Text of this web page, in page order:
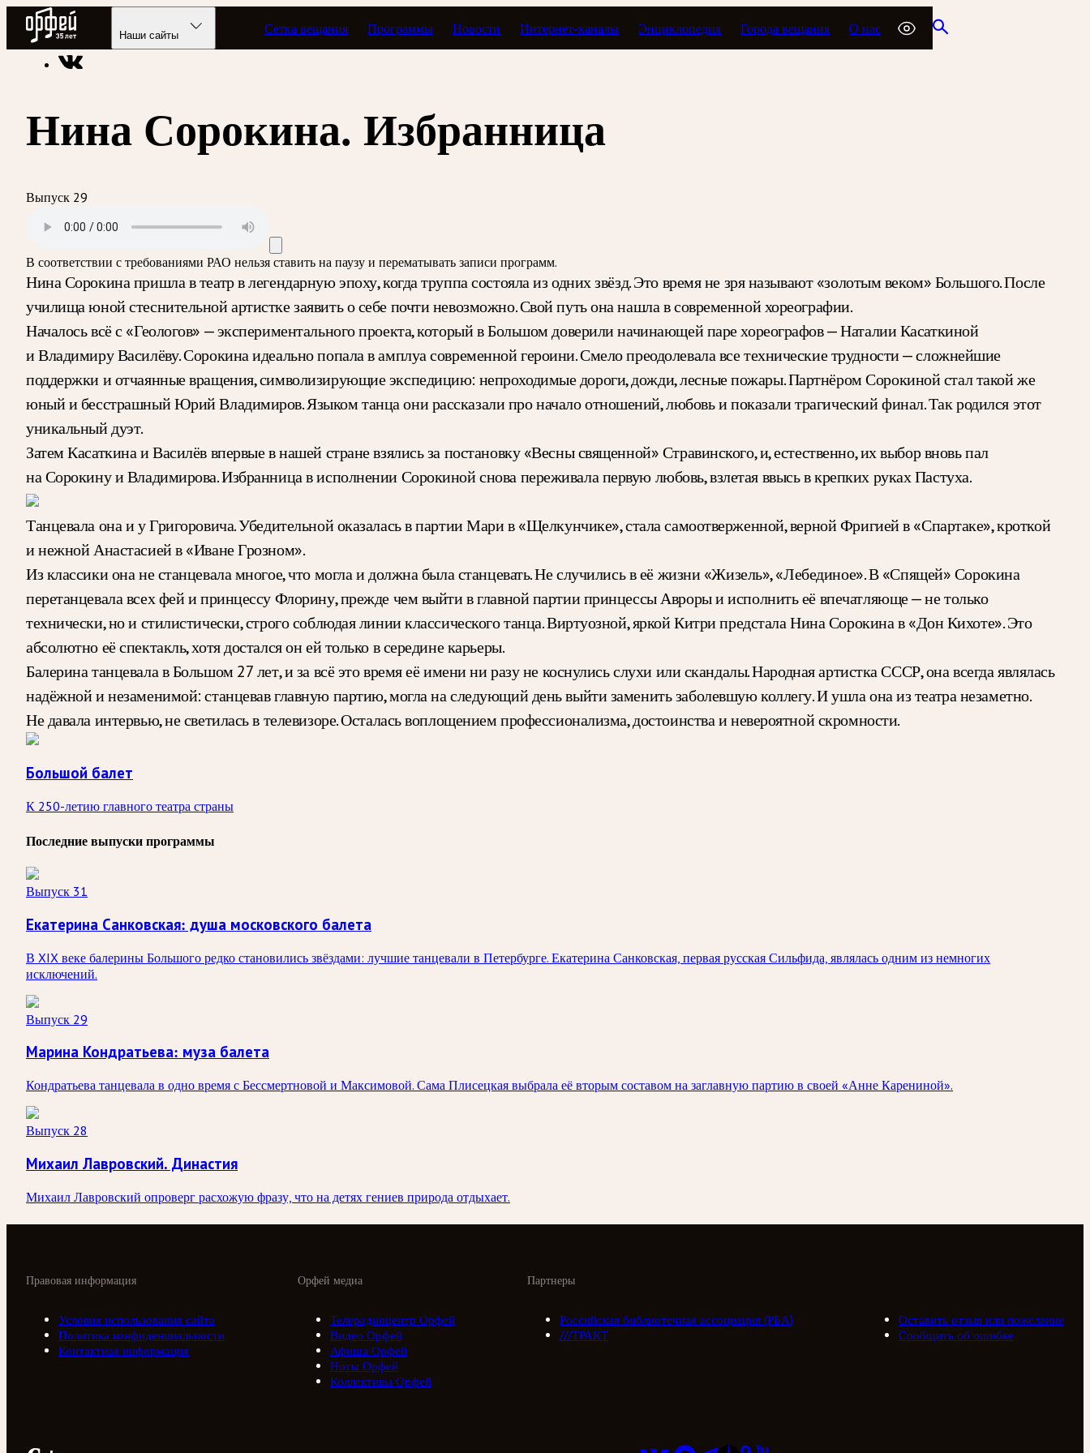
Радио Орфей
Наши сайты Сетка вещания Программы Новости Интернет-каналы Энциклопедия Города вещания О нас
Радио классической музыки «Орфей» Программы в эфире Большой балет
Нина Сорокина. Избранница
Выпуск 29
В соответствии с требованиями РАО нельзя ставить на паузу и перематывать записи программ.
Нина Сорокина пришла в театр в легендарную эпоху, когда труппа состояла из одних звёзд. Это время не зря называют «золотым веком» Большого. После
училища юной стеснительной артистке заявить о себе почти невозможно. Свой путь она нашла в современной хореографии.
Началось всё с «Геологов» — экспериментального проекта, который в Большом доверили начинающей паре хореографов — Наталии Касаткиной
и Владимиру Василёву. Сорокина идеально попала в амплуа современной героини. Смело преодолевала все технические трудности — сложнейшие
поддержки и отчаянные вращения, символизирующие экспедицию: непроходимые дороги, дожди, лесные пожары. Партнёром Сорокиной стал такой же
юный и бесстрашный Юрий Владимиров. Языком танца они рассказали про начало отношений, любовь и показали трагический финал. Так родился этот
уникальный дуэт.
Затем Касаткина и Василёв впервые в нашей стране взялись за постановку «Весны священной» Стравинского, и, естественно, их выбор вновь пал
на Сорокину и Владимирова. Избранница в исполнении Сорокиной снова переживала первую любовь, взлетая ввысь в крепких руках Пастуха.
Танцевала она и у Григоровича. Убедительной оказалась в партии Мари в «Щелкунчике», стала самоотверженной, верной Фригией в «Спартаке», кроткой
и нежной Анастасией в «Иване Грозном».
Из классики она не станцевала многое, что могла и должна была станцевать. Не случились в её жизни «Жизель», «Лебединое». В «Спящей» Сорокина
перетанцевала всех фей и принцессу Флорину, прежде чем выйти в главной партии принцессы Авроры и исполнить её впечатляюще — не только
технически, но и стилистически, строго соблюдая линии классического танца. Виртуозной, яркой Китри предстала Нина Сорокина в «Дон Кихоте». Это
абсолютно её спектакль, хотя достался он ей только в середине карьеры.
Балерина танцевала в Большом 27 лет, и за всё это время её имени ни разу не коснулись слухи или скандалы. Народная артистка СССР, она всегда являлась
надёжной и незаменимой: станцевав главную партию, могла на следующий день выйти заменить заболевшую коллегу. И ушла она из театра незаметно.
Не давала интервью, не светилась в телевизоре. Осталась воплощением профессионализма, достоинства и невероятной скромности.
Большой балет
К 250-летию главного театра страны
Последние выпуски программы
Выпуск 31
Екатерина Санковская: душа московского балета
В XIX веке балерины Большого редко становились звёздами: лучшие танцевали в Петербурге. Екатерина Санковская, первая русская Сильфида, являлась одним из немногих
исключений.
Выпуск 29
Марина Кондратьева: муза балета
Кондратьева танцевала в одно время с Бессмертновой и Максимовой. Сама Плисецкая выбрала её вторым составом на заглавную партию в своей «Анне Карениной».
Выпуск 28
Михаил Лавровский. Династия
Михаил Лавровский опроверг расхожую фразу, что на детях гениев природа отдыхает.
Орфей медиа
Телерадиоцентр Орфей
Видео Орфей
Афиша Орфей
Ноты Орфей
Коллективы Орфей
Партнеры
Российская библиотечная ассоциация (РБА)
///ТРАКТ
Правовая информация
Условия использования сайта
Политика конфиденциальности
Контактная информация
Оставить отзыв или пожелание
Сообщить об ошибке